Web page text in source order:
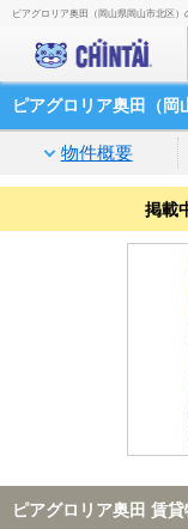
ピアグロリア奥田（岡山県岡山市北区
ピアグロリア奥田（岡
物件概要
掲載
ピアグロリア奥田 賃